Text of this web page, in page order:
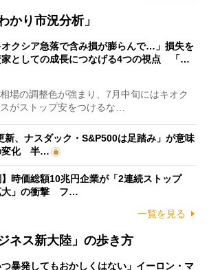
かり市況分析」
オクシア急落で含み損が膨らんで…」損失を
家としての成長につなげる4つの視点 「…
場の調整色が強まり、7月中旬にはキオク
がストップ安をつけるな…
新、ナスダック・S&P500は足踏み」が意味
変化 半…
】時価総額10兆円企業が「2連続ストップ
大」の衝撃 フ…
一覧を見る
ネス新大陸」の歩き方
つ暴発してもおかしくはない」イーロン・マ